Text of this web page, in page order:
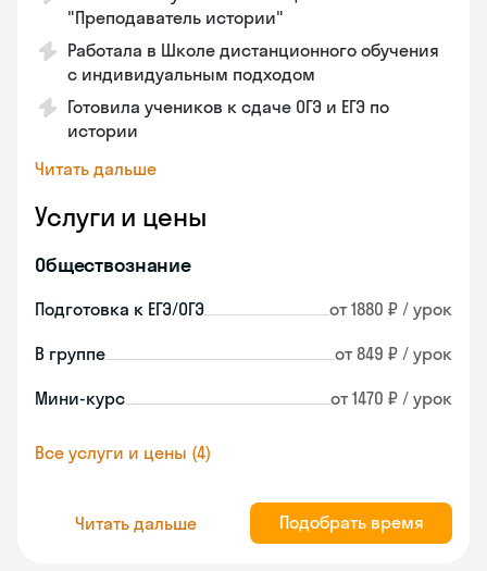
"Преподаватель истории"
Работала в Школе дистанционного обучения
с индивидуальным подходом
Готовила учеников к сдаче ОГЭ и ЕГЭ по
истории
Читать дальше
Услуги и цены
Обществознание
Подготовка к ЕГЭ/ОГЭ от 1880 ₽ / урок
В группе от 849 ₽ / урок
Мини-курс от 1470 ₽ / урок
Все услуги и цены (4)
Читать дальше Подобрать время